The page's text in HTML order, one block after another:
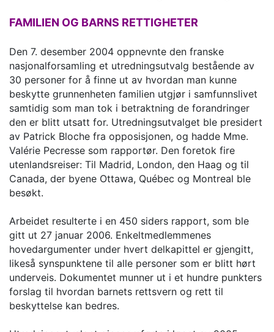
FAMILIEN OG BARNS RETTIGHETER
Den 7. desember 2004 oppnevnte den franske
nasjonalforsamling et utredningsutvalg bestående av
30 personer for å finne ut av hvordan man kunne
beskytte grunnenheten familien utgjør i samfunnslivet
samtidig som man tok i betraktning de forandringer
den er blitt utsatt for. Utredningsutvalget ble presidert
av Patrick Bloche fra opposisjonen, og hadde Mme.
Valérie Pecresse som rapportør. Den foretok fire
utenlandsreiser: Til Madrid, London, den Haag og til
Canada, der byene Ottawa, Québec og Montreal ble
besøkt.
Arbeidet resulterte i en 450 siders rapport, som ble
gitt ut 27 januar 2006. Enkeltmedlemmenes
hovedargumenter under hvert delkapittel er gjengitt,
likeså synspunktene til alle personer som er blitt hørt
underveis. Dokumentet munner ut i et hundre punkters
forslag til hvordan barnets rettsvern og rett til
beskyttelse kan bedres.